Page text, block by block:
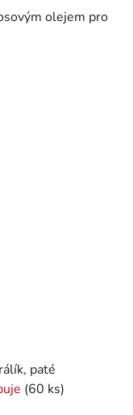
olejem pro
paté
(60 ks)